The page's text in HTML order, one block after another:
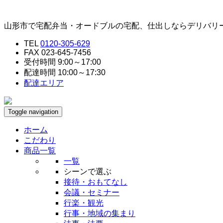
山形市で宅配弁当・オードブルの宅配、仕出しならデリバリ
TEL 0120-305-629
FAX 023-645-7456
受付時間 9:00～17:00
配達時間 10:00～17:30
配達エリア
Toggle navigation
ホーム
こだわり
商品一覧
一覧
シーンで選ぶ
接待・おもてなし
会議・セミナー
行楽・観光
行事・地域の集まり